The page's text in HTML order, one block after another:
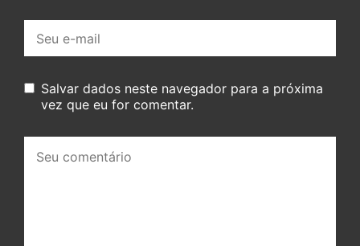
mail:
Salvar dados neste navegador para a próxima
vez que eu for comentar.
comentário: